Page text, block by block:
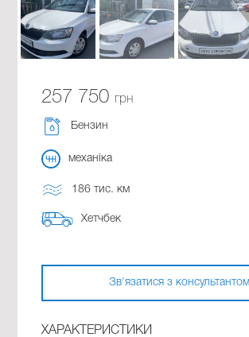
257 750 грн
Бензин
механіка
186 тис. км
Хетчбек
Зв'язатися з консультантом
ХАРАКТЕРИСТИКИ